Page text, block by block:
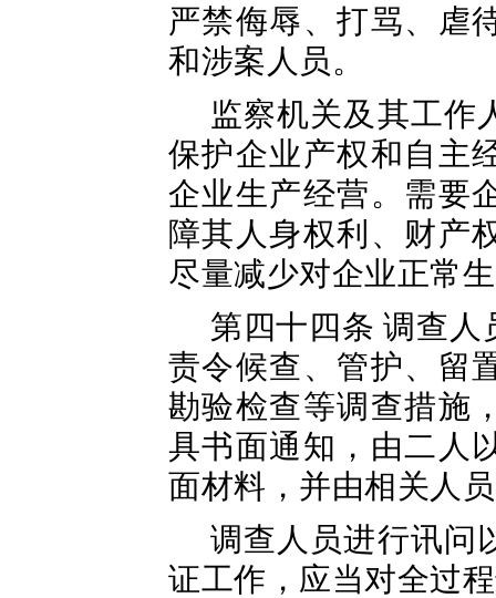
严禁侮辱、打骂、虐
和涉案人员。
监察机关及其工作
保护企业产权和自主
企业生产经营。需要
障其人身权利、财产
尽量减少对企业正常
第四十四条 调查
责令候查、管护、留
勘验检查等调查措施
具书面通知，由二人
面材料，并由相关人
调查人员进行讯问
证工作，应当对全过